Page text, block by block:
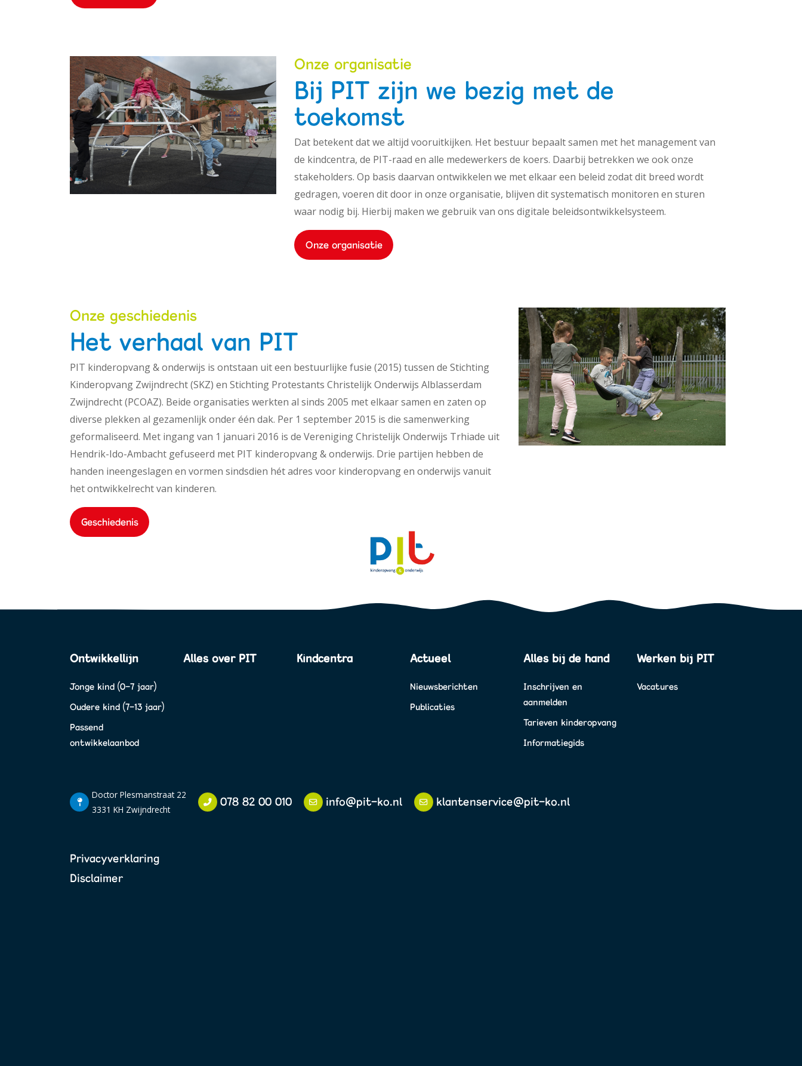
Onze organisatie
Bij PIT zijn we bezig met de
toekomst
Dat betekent dat we altijd vooruitkijken. Het bestuur bepaalt samen met het management van
de kindcentra, de PIT-raad en alle medewerkers de koers. Daarbij betrekken we ook onze
stakeholders. Op basis daarvan ontwikkelen we met elkaar een beleid zodat dit breed wordt
gedragen, voeren dit door in onze organisatie, blijven dit systematisch monitoren en sturen
waar nodig bij. Hierbij maken we gebruik van ons digitale beleidsontwikkelsysteem.
Onze organisatie
Onze geschiedenis
Het verhaal van PIT
PIT kinderopvang & onderwijs is ontstaan uit een bestuurlijke fusie (2015) tussen de Stichting
Kinderopvang Zwijndrecht (SKZ) en Stichting Protestants Christelijk Onderwijs Alblasserdam
Zwijndrecht (PCOAZ). Beide organisaties werkten al sinds 2005 met elkaar samen en zaten op
diverse plekken al gezamenlijk onder één dak. Per 1 september 2015 is die samenwerking
geformaliseerd. Met ingang van 1 januari 2016 is de Vereniging Christelijk Onderwijs Trhiade uit
Hendrik-Ido-Ambacht gefuseerd met PIT kinderopvang & onderwijs. Drie partijen hebben de
handen ineengeslagen en vormen sindsdien hét adres voor kinderopvang en onderwijs vanuit
het ontwikkelrecht van kinderen.
Geschiedenis
Ontwikkellijn
Jonge kind (0-7 jaar)
Oudere kind (7-13 jaar)
Passend
ontwikkelaanbod
Alles over PIT Kindcentra Actueel
Nieuwsberichten
Publicaties
Alles bij de hand
Inschrijven en
aanmelden
Tarieven kinderopvang
Informatiegids
Werken bij PIT
Vacatures
Doctor Plesmanstraat 22
3331 KH Zwijndrecht
078 82 00 010 info@pit-ko.nl klantenservice@pit-ko.nl
Privacyverklaring
Disclaimer